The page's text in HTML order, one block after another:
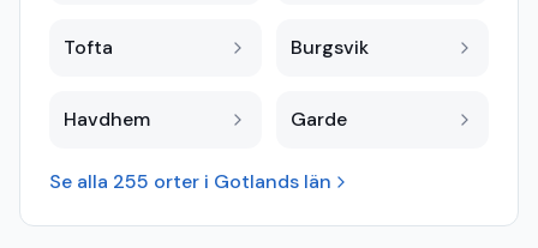
Tofta Burgsvik
Havdhem Garde
Se alla 255 orter i Gotlands län